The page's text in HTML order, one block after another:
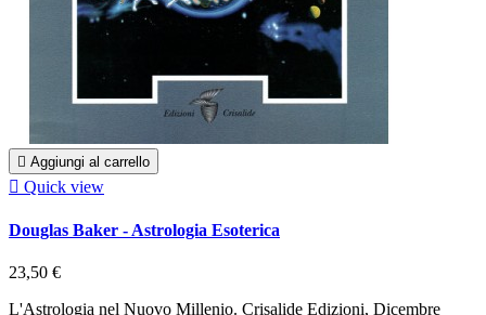
 Aggiungi al carrello
 Quick view
Douglas Baker - Astrologia Esoterica
23,50 €
L'Astrologia nel Nuovo Millenio. Crisalide Edizioni, Dicembre